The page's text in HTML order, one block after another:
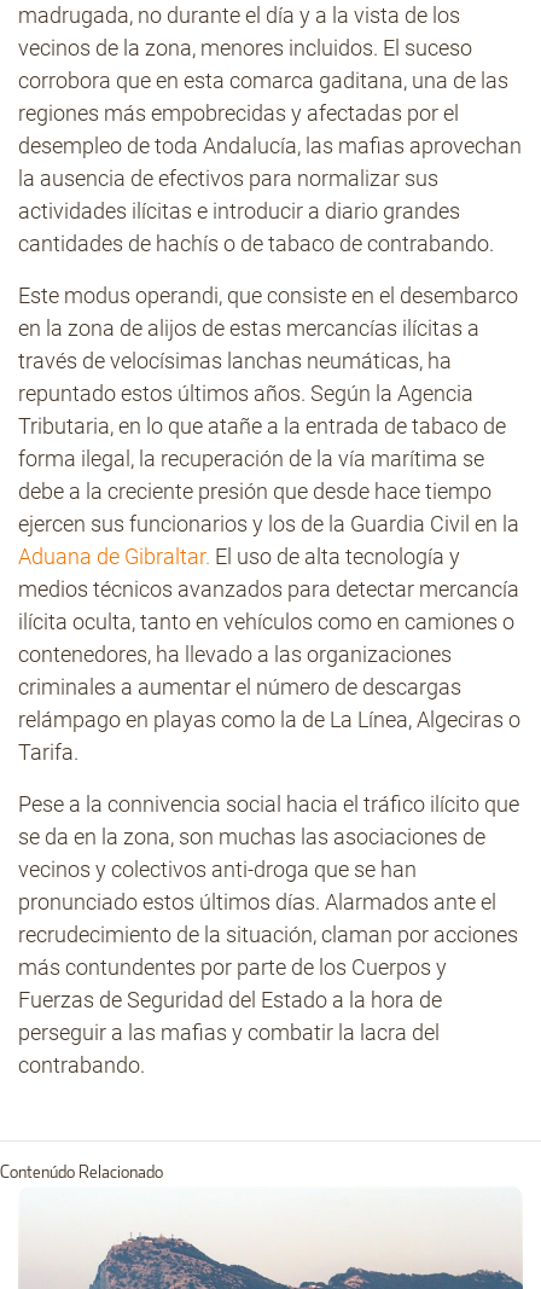
madrugada, no durante el día y a la vista de los
vecinos de la zona, menores incluidos. El suceso
corrobora que en esta comarca gaditana, una de las
regiones más empobrecidas y afectadas por el
desempleo de toda Andalucía, las mafias aprovechan
la ausencia de efectivos para normalizar sus
actividades ilícitas e introducir a diario grandes
cantidades de hachís o de tabaco de contrabando.
Este modus operandi, que consiste en el desembarco
en la zona de alijos de estas mercancías ilícitas a
través de velocísimas lanchas neumáticas, ha
repuntado estos últimos años. Según la Agencia
Tributaria, en lo que atañe a la entrada de tabaco de
forma ilegal, la recuperación de la vía marítima se
debe a la creciente presión que desde hace tiempo
ejercen sus funcionarios y los de la Guardia Civil en la
Aduana de Gibraltar. El uso de alta tecnología y
medios técnicos avanzados para detectar mercancía
ilícita oculta, tanto en vehículos como en camiones o
contenedores, ha llevado a las organizaciones
criminales a aumentar el número de descargas
relámpago en playas como la de La Línea, Algeciras o
Tarifa.
Pese a la connivencia social hacia el tráfico ilícito que
se da en la zona, son muchas las asociaciones de
vecinos y colectivos anti-droga que se han
pronunciado estos últimos días. Alarmados ante el
recrudecimiento de la situación, claman por acciones
más contundentes por parte de los Cuerpos y
Fuerzas de Seguridad del Estado a la hora de
perseguir a las mafias y combatir la lacra del
contrabando.
Contenúdo Relacionado